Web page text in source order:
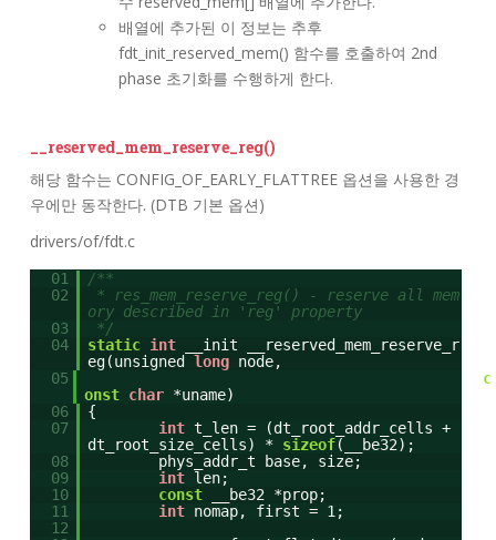
배열에 추가된 이 정보는 추후
fdt_init_reserved_mem() 함수를 호출하여 2nd
phase 초기화를 수행하게 한다.
__reserved_mem_reserve_reg()
해당 함수는 CONFIG_OF_EARLY_FLATTREE 옵션을 사용한 경
우에만 동작한다. (DTB 기본 옵션)
drivers/of/fdt.c
01
/**
02
* res_mem_reserve_reg() - reserve all mem
ory described in 'reg' property
03
*/
04
static int
__init __reserved_mem_reserve_r
eg(unsigned long node,
05
c
onst char *uname)
06
{
07
int t_len = (dt_root_addr_cells +
dt_root_size_cells) * sizeof(__be32);
08
phys_addr_t base, size;
09
int len;
10
const
__be32 *prop;
11
int nomap, first = 1;
12